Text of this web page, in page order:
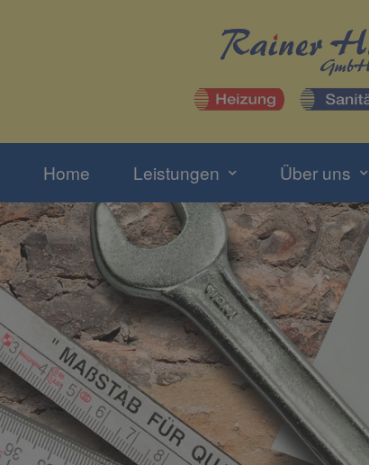
Home Leistungen Über uns